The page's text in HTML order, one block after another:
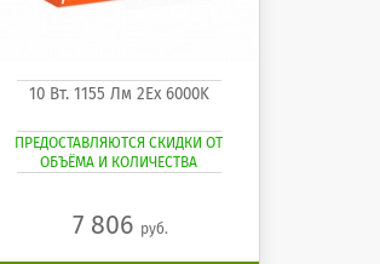
10 Вт. 1155 Лм 2Ех 6000K
ПРЕДОСТАВЛЯЮТСЯ СКИДКИ ОТ
ОБЪЁМА И КОЛИЧЕСТВА
7 806 руб.